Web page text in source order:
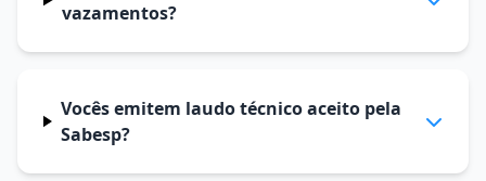
vazamentos?
Vocês emitem laudo técnico aceito pela
Sabesp?